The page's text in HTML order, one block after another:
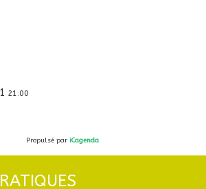
21:00
Propulsé par iCagenda